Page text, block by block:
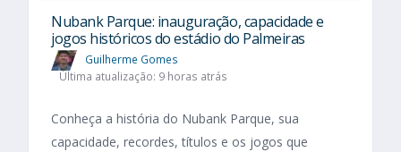
Nubank Parque: inauguração, capacidade e
jogos históricos do estádio do Palmeiras
Guilherme Gomes
Última atualização: 9 horas atrás
Conheça a história do Nubank Parque, sua
capacidade, recordes, títulos e os jogos que